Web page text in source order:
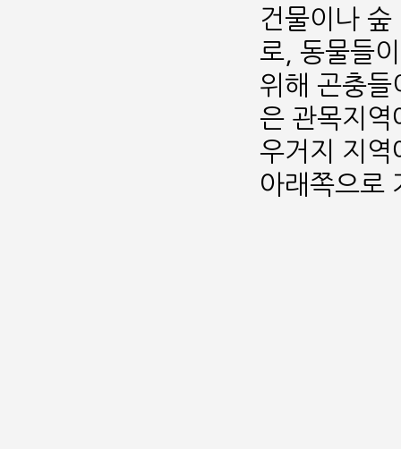
건물이나
로, 동물들
위해 곤충들
은 관목지
우거지 지
아래쪽으로